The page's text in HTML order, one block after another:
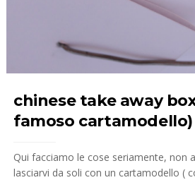
chinese take away
famoso cartamodello)
Qui facciamo le cose seriamente, non
lasciarvi da soli con un cartamodello (